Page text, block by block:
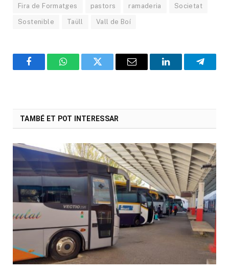
Fira de Formatges pastors ramaderia Societat
Sostenible Taüll Vall de Boí
FacebookWhatsAppTwitter Email LinkedIn
TAMBÉ ET POT INTERESSAR